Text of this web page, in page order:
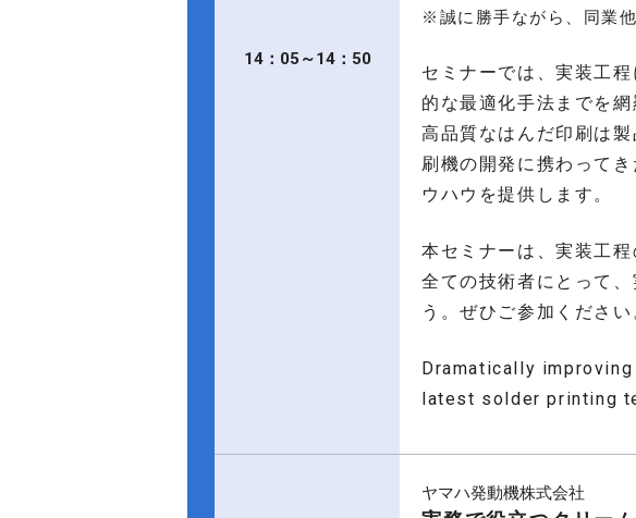
14：05～14：50
※誠に勝手ながら、同業
セミナーでは、実装工
的な最適化手法までを
高品質なはんだ印刷は
刷機の開発に携わって
ウハウを提供します。
本セミナーは、実装工
全ての技術者にとって
う。ぜひご参加ください
Dramatically
latest solder printing
ヤマハ発動機株式会社